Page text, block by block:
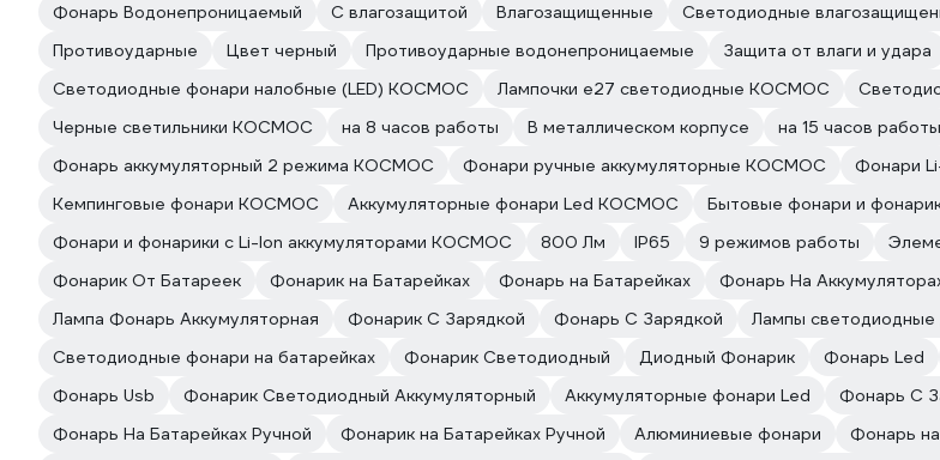
Фонарь Водонепроницаемый
С влагозащитой Влагозащищенные Светодиодные
Противоударные
Цвет черный Противоударные водонепроницаемые Защита от влаги и удара
Светодиодные фонари налобные (LED) КОСМОС
Лампочки е27 светодиодные КОСМОС
Черные светильники КОСМОС
на 8 часов работы В металлическом корпусе на 15 часов работы
Фонарь аккумуляторный 2 режима КОСМОС
Фонари ручные аккумуляторные КОСМОС Фонари
Кемпинговые фонари КОСМОС
Аккумуляторные фонари Led КОСМОС Бытовые фонари и
Фонари и фонарики с Li-Ion аккумуляторами КОСМОС
800 Лм IP65 9 режимов работы
Фонарик От Батареек
Фонарик на Батарейках Фонарь на Батарейках Фонарь На
Лампа Фонарь Аккумуляторная
Фонарик С Зарядкой Фонарь С Зарядкой Лампы светодиодные
Светодиодные фонари на батарейках
Фонарик Светодиодный Диодный Фонарик Фонарь Led
Фонарь Usb
Фонарик Светодиодный Аккумуляторный Аккумуляторные фонари Led Фонарь С
Фонарь На Батарейках Ручной
Фонарик на Батарейках Ручной Алюминиевые фонари Фонарь